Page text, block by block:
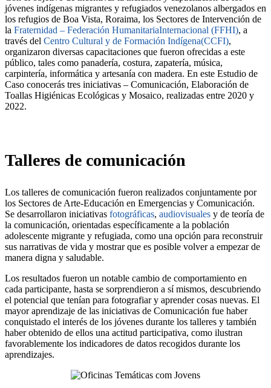
jóvenes indígenas migrantes y refugiados venezolanos albergados en
los refugios de Boa Vista, Roraima, los Sectores de Intervención de
la Fraternidad – Federación HumanitariaInternacional (FFHI), a
través del Centro Cultural y de Formación Indígena(CCFI),
organizaron diversas capacitaciones que fueron ofrecidas a este
público, tales como panadería, costura, zapatería, música,
carpintería, informática y artesanía con madera. En este Estudio de
Caso conocerás tres iniciativas – Comunicación, Elaboración de
Toallas Higiénicas Ecológicas y Mosaico, realizadas entre 2020 y
2022.
Talleres de comunicación
Los talleres de comunicación fueron realizados conjuntamente por
los Sectores de Arte-Educación en Emergencias y Comunicación.
Se desarrollaron iniciativas fotográficas, audiovisuales y de teoría de
la comunicación, orientadas específicamente a la población
adolescente migrante y refugiada, como una opción para reconstruir
sus narrativas de vida y mostrar que es posible volver a empezar de
manera digna y saludable.
Los resultados fueron un notable cambio de comportamiento en
cada participante, hasta se sorprendieron a sí mismos, descubriendo
el potencial que tenían para fotografiar y aprender cosas nuevas. El
mayor aprendizaje de las iniciativas de Comunicación fue haber
conquistado el interés de los jóvenes durante los talleres y también
haber obtenido de ellos una actitud participativa, como ilustran
favorablemente los indicadores de datos recogidos durante los
aprendizajes.